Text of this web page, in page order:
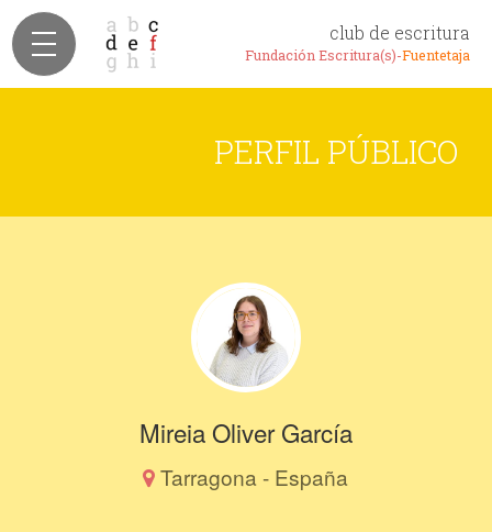
club de escritura
Fundación Escritura(s)-Fuentetaja
PERFIL PÚBLICO
Mireia Oliver García
Tarragona - España